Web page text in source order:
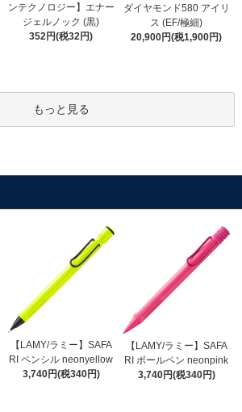
ンテクノロジー】エナー
ジェルノック (黒)
352円(税32円)
ダイヤモンド580 アイリ
ス (EF/極細)
20,900円(税1,900円)
もっと見る
【LAMY/ラミー】SAFA
RI ペンシル neonyellow
3,740円(税340円)
【LAMY/ラミー】SAFA
RI ボールペン neonpink
3,740円(税340円)